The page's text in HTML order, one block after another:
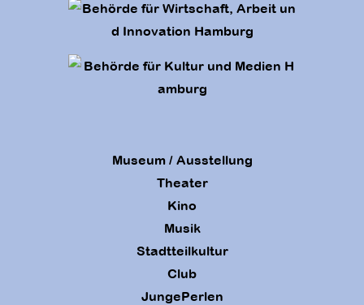
Museum / Ausstellung
Theater
Kino
Musik
Stadtteilkultur
Club
JungePerlen